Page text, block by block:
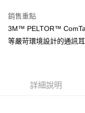
全家取貨付款
7-11取貨付款
銷售重點
3M™ PELTOR™
等嚴苛環境設計的通訊耳
詳細說明